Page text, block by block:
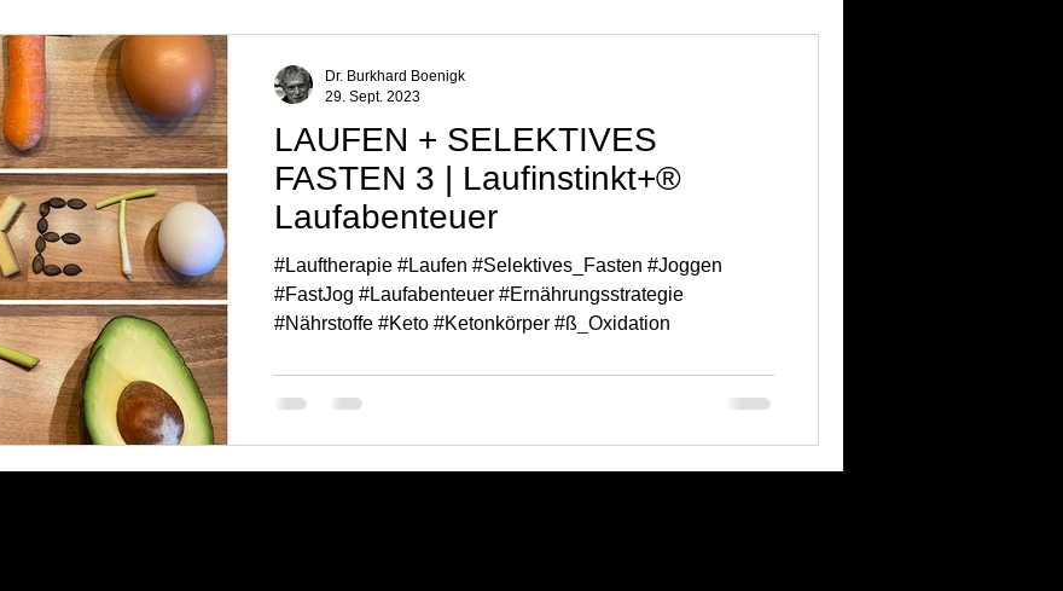
Naturerlebnisse | Laufinstinkt+®
LAUFEN + SELEKTIVES
FASTEN 3 | Laufinstinkt+®
Laufabenteuer
#Lauftherapie #Laufen #Selektives_Fasten #Joggen
#FastJog #Laufabenteuer #Ernährungsstrategie
#Nährstoffe #Keto #Ketonkörper #ß_Oxidation
Dr. Burkhard Boenigk
29. Sept. 2023